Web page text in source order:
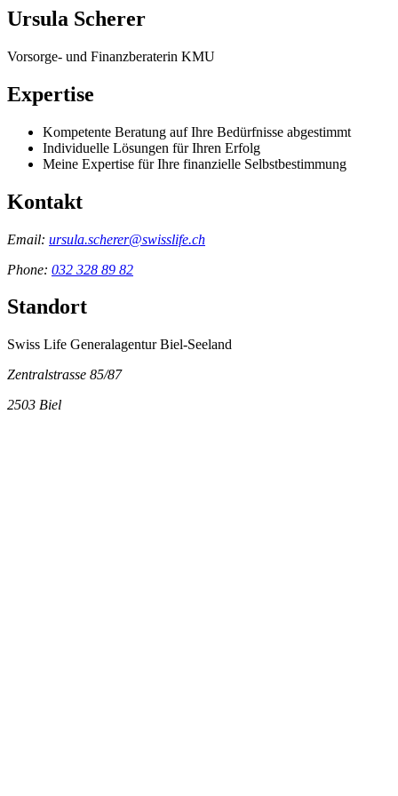
Ursula Scherer
Vorsorge- und Finanzberaterin KMU
Expertise
Kompetente Beratung auf Ihre Bedürfnisse abgestimmt
Individuelle Lösungen für Ihren Erfolg
Meine Expertise für Ihre finanzielle Selbstbestimmung
Kontakt
Email: ursula.scherer@swisslife.ch
Phone: 032 328 89 82
Standort
Swiss Life Generalagentur Biel-Seeland
Zentralstrasse 85/87
2503 Biel